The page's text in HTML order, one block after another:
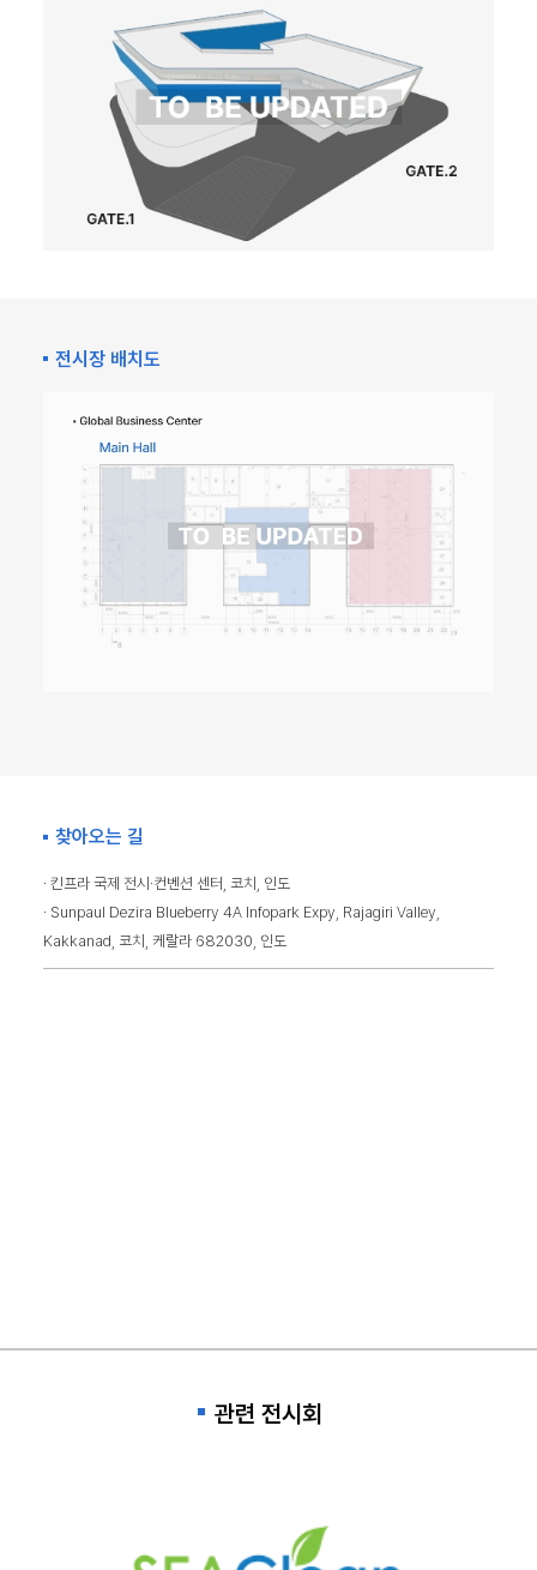
전시장 배치도
찾아오는 길
· 킨프라 국제 전시·컨벤션 센터, 코치, 인도
· Sunpaul Dezira Blueberry 4A Infopark Expy, Rajagiri Valley,
Kakkanad, 코치, 케랄라 682030, 인도
관련 전시회